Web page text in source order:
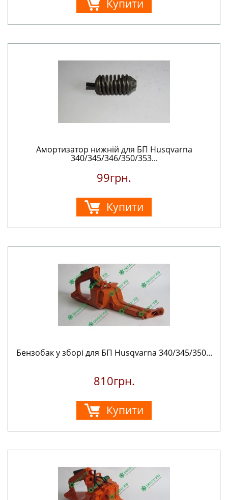
Купити
Амортизатор нижній для БП Husqvarna
340/345/346/350/353...
99грн.
Купити
Бензобак у зборі для БП Husqvarna 340/345/350...
810грн.
Купити